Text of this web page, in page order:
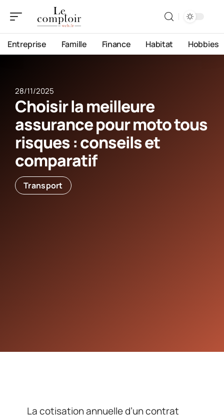
Entreprise Famille Finance Habitat Hobbies
28/11/2025
Choisir la meilleure
assurance pour moto tous
risques : conseils et
comparatif
Transport
La cotisation annuelle d’un contrat